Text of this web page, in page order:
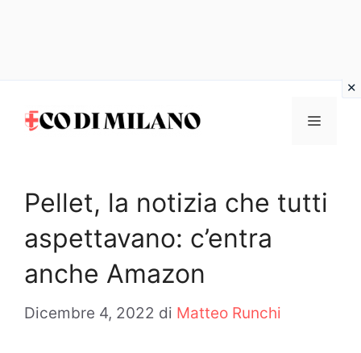
MENU
Pellet, la notizia che tutti
aspettavano: c’entra
anche Amazon
Dicembre 4, 2022 di Matteo Runchi